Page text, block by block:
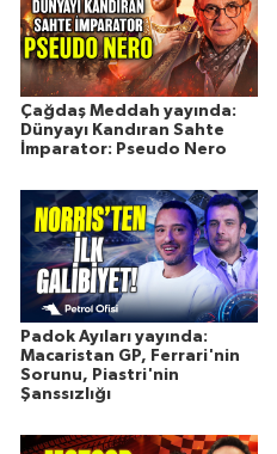
Çağdaş Meddah yayında:
Dünyayı Kandıran Sahte
İmparator: Pseudo Nero
Padok Ayıları yayında:
Macaristan GP, Ferrari'nin
Sorunu, Piastri'nin
Şanssızlığı